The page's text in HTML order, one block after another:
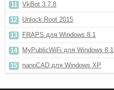
VkBot 3.7.8
Unlock Root 2015
FRAPS для Windows 8.1
MyPublicWiFi для Windows 8.1
nanoCAD для Windows XP